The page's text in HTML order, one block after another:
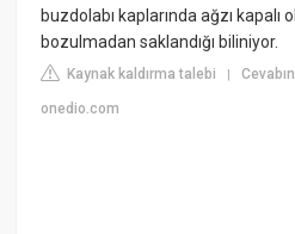
buzdolabı kaplarında ağzı kapalı
bozulmadan saklandığı biliniyor.
Kaynak kaldırma talebi |
onedio.com